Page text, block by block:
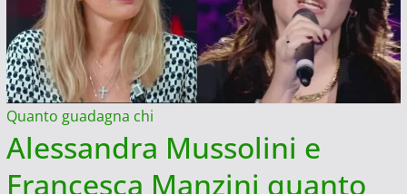
Quanto guadagna chi
Alessandra Mussolini e
Francesca Manzini quanto